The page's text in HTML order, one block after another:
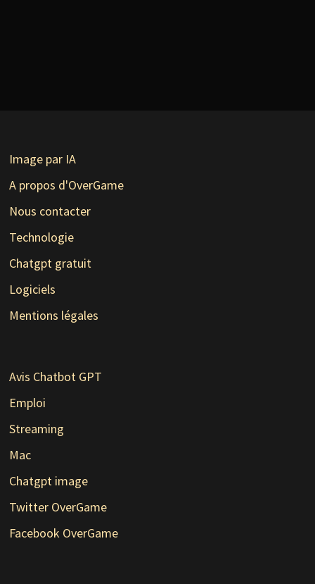
Image par IA
A propos d'OverGame
Nous contacter
Technologie
Chatgpt gratuit
Logiciels
Mentions légales
Avis Chatbot GPT
Emploi
Streaming
Mac
Chatgpt image
Twitter OverGame
Facebook OverGame